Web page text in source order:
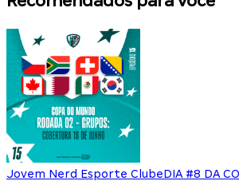
Jovem Nerd Esporte ClubeDIA #8 DA